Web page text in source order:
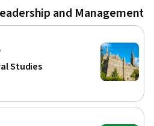
jurídica e financeira
novos negócios
learn/marketing-vendas-b2b
and Management
Studies